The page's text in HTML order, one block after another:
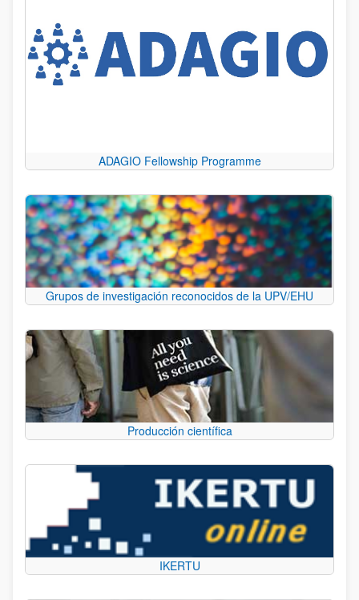
ADAGIO Fellowship Programme
Grupos de investigación reconocidos de la UPV/EHU
Producción científica
IKERTU